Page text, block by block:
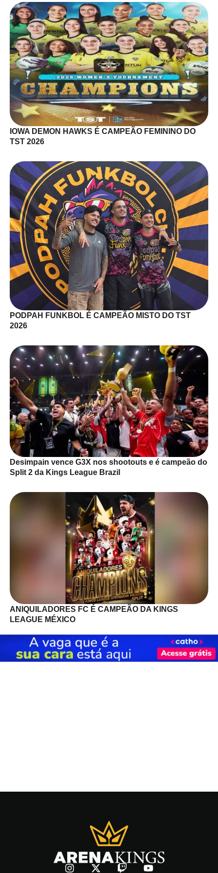
IOWA DEMON HAWKS É CAMPEÃO FEMININO DO
TST 2026
PODPAH FUNKBOL É CAMPEÃO MISTO DO TST
2026
Desimpain vence G3X nos shootouts e é campeão do
Split 2 da Kings League Brazil
ANIQUILADORES FC É CAMPEÃO DA KINGS
LEAGUE MÉXICO